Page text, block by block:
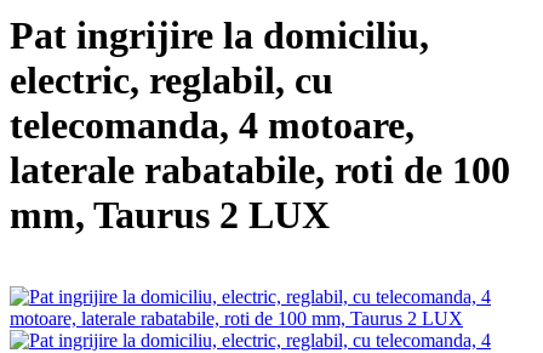
Pat ingrijire la domiciliu,
electric, reglabil, cu
telecomanda, 4 motoare,
laterale rabatabile, roti de 100
mm, Taurus 2 LUX